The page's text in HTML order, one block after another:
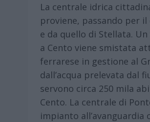
La centrale idrica
proviene, passando per
e da quello di Stellata.
a Cento viene smistata
ferrarese in gestione al
dall’acqua prelevata dal
servono circa 250 mila
Cento. La centrale di
impianto